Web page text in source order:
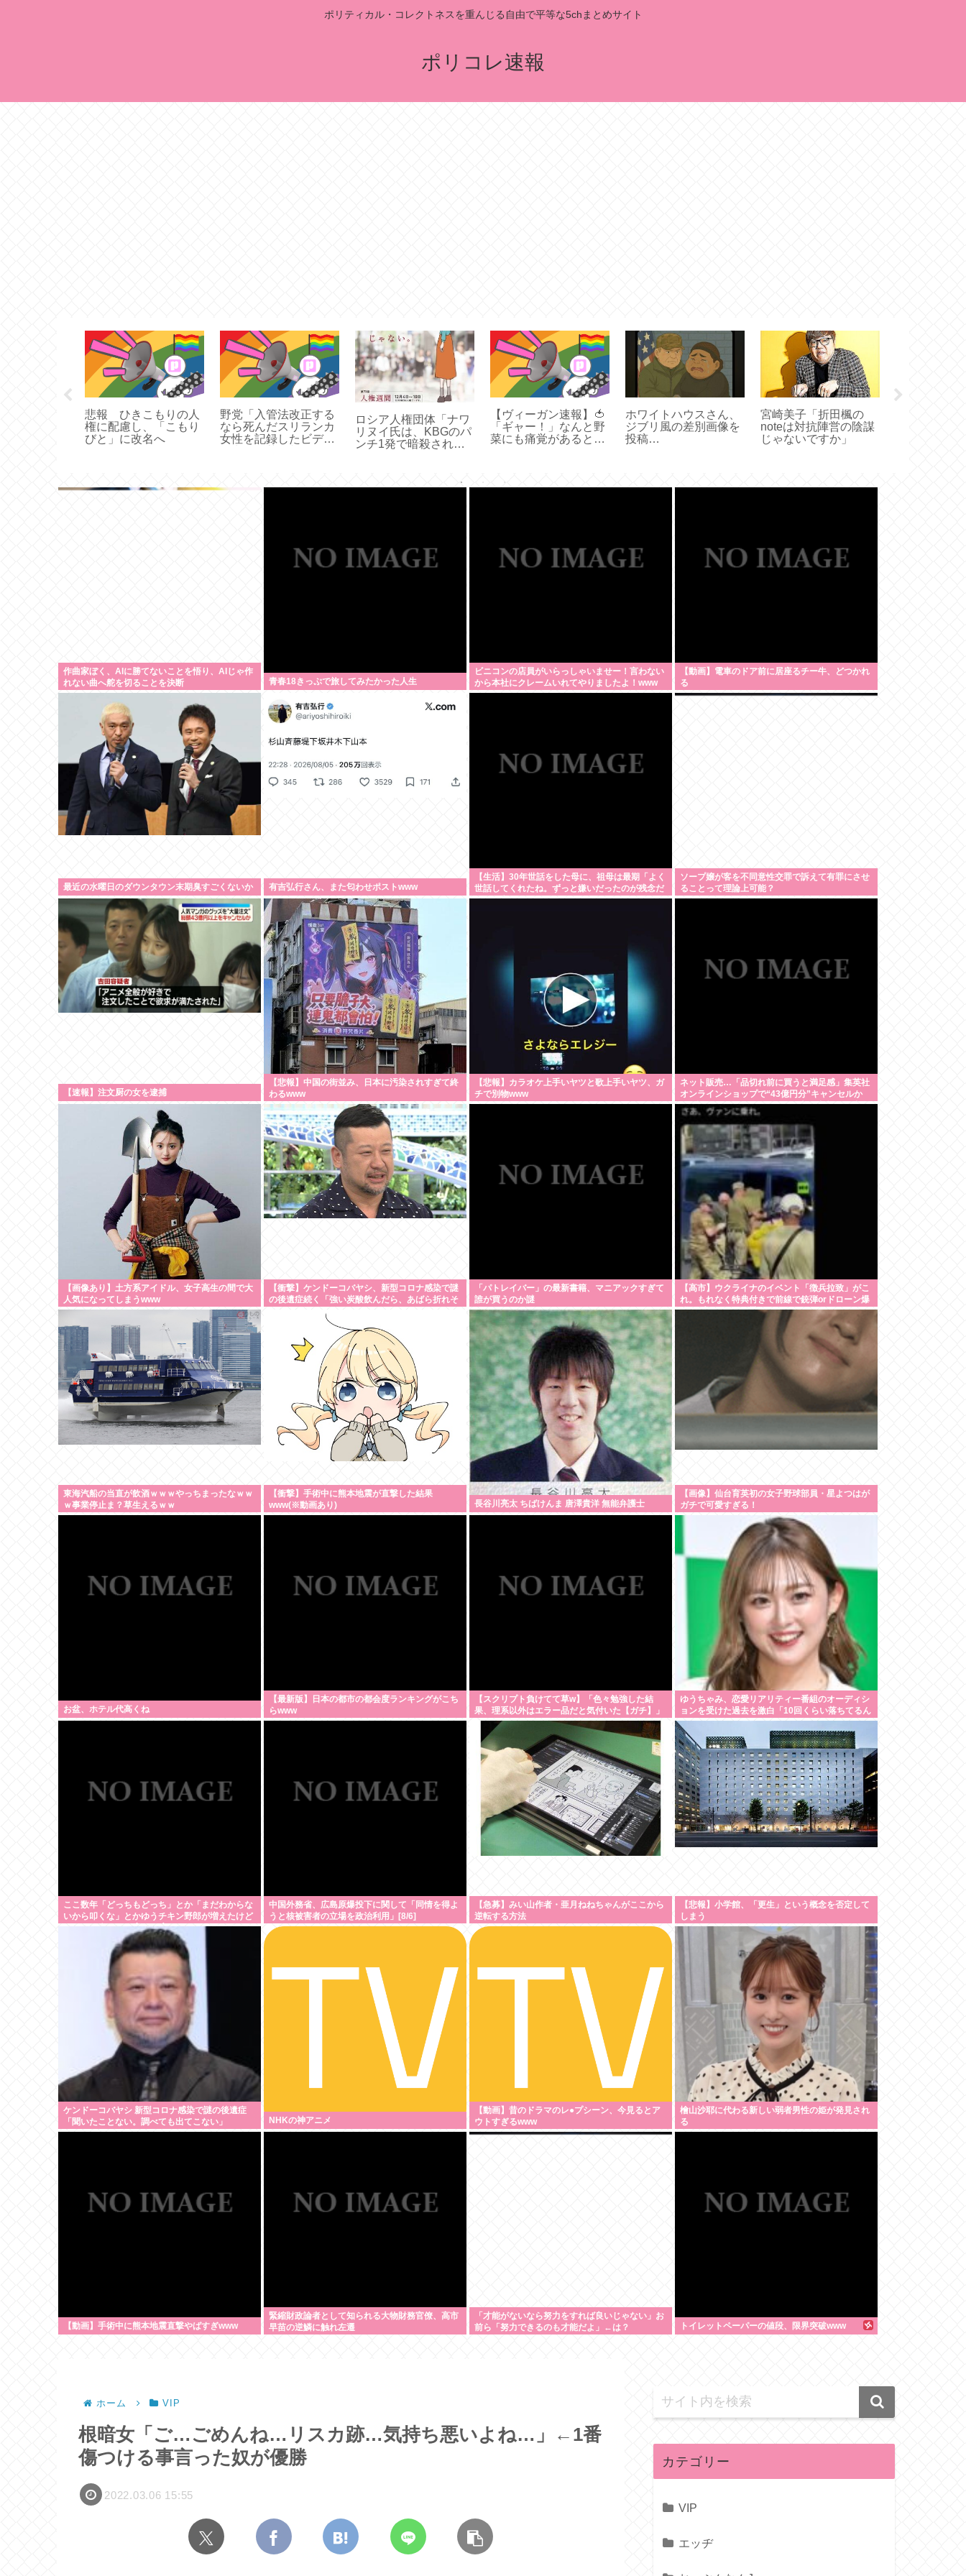
ポリティカル・コレクトネスを重んじる自由で平等な5chまとめサイト
ポリコレ速報
悲報 ひきこもりの人
権に配慮し、「こもり
びと」に改名へ
野党「入管法改正する
なら死んだスリランカ
女性を記録したビデオ
ロシア人権団体「ナワ
リヌイ氏は、KBGのパ
ンチ1発で暗殺され
【ヴィーガン速報】🍅
「ギャー！」なんと野
菜にも痛覚があると判
ホワイトハウスさん、
ジブリ風の差別画像を
投稿
宮崎美子「折田楓の
noteは対抗陣営の陰謀
じゃないですか」
作曲家ぼく、AIに勝てないことを悟り、AIじゃ作
れない曲へ舵を切ることを決断
青春18きっぷで旅してみたかった人生
ビニコンの店員がいらっしゃいませー！言わない
から本社にクレームいれてやりましたよ！www
【動画】電車のドア前に居座るチー牛、どつかれ
る
最近の水曜日のダウンタウン末期臭すごくないか 有吉弘行さん、また匂わせポストwww
【生活】30年世話をした母に、祖母は最期「よく
世話してくれたね。ずっと嫌いだったのが残念だ
よ」と言って死んだ
ソープ嬢が客を不同意性交罪で訴えて有罪にさせ
ることって理論上可能？
【速報】注文厨の女を逮捕
【悲報】中国の街並み、日本に汚染されすぎて終
わるwww
【悲報】カラオケ上手いヤツと歌上手いヤツ、ガ
チで別物www
ネット販売…「品切れ前に買うと満足感」集英社
オンラインショップで“43億円分”キャンセルか
200超のメールアカウント使い大量注文 32歳女
を逮捕 [8/6]
【画像あり】土方系アイドル、女子高生の間で大
人気になってしまうwww
【衝撃】ケンドーコバヤシ、新型コロナ感染で謎
の後遺症続く「強い炭酸飲んだら、あばら折れそ
「パトレイバー」の最新書籍、マニアックすぎて
誰が買うのか謎
【高市】ウクライナのイベント「徴兵拉致」がこ
れ。もれなく特典付きで前線で銃弾orドローン爆
弾のプレゼントが貰える！
東海汽船の当直が飲酒ｗｗｗやっちまったなｗｗ
ｗ事業停止ま？草生えるｗｗ
【衝撃】手術中に熊本地震が直撃した結果
www(※動画あり)
長谷川亮太 ちばけんま 唐澤貴洋 無能弁護士
【画像】仙台育英初の女子野球部員・星よつはが
ガチで可愛すぎる！
お盆、ホテル代高くね
【最新版】日本の都市の都会度ランキングがこち
らwww
【スクリプト負けてて草w】「色々勉強した結
果、理系以外はエラー品だと気付いた【ガチ】」
について、もっと具体的に話そうか
ゆうちゃみ、恋愛リアリティー番組のオーディシ
ョンを受けた過去を激白「10回くらい落ちてるん
です」
ここ数年「どっちもどっち」とか「まだわからな
いから叩くな」とかゆうチキン野郎が増えたけど
どっから来たの？(´・ω・`)
中国外務省、広島原爆投下に関して「同情を得よ
うと核被害者の立場を政治利用」[8/6]
【急募】みい山作者・亜月ねねちゃんがここから
逆転する方法
【悲報】小学館、「更生」という概念を否定して
しまう
ケンドーコバヤシ 新型コロナ感染で謎の後遺症
「聞いたことない。調べても出てこない」
NHKの神アニメ
【動画】昔のドラマのレ●プシーン、今見るとア
ウトすぎるwww
檜山沙耶に代わる新しい弱者男性の姫が発見され
る
【動画】手術中に熊本地震直撃やばすぎwww
緊縮財政論者として知られる大物財務官僚、高市
早苗の逆鱗に触れ左遷
「才能がないなら努力をすれば良いじゃない」お
前ら「努力できるのも才能だよ」←は？
トイレットペーパーの値段、限界突破www
ホーム VIP
根暗女「ご…ごめんね…リスカ跡…気持ち悪いよね…」←1番
傷つける事言った奴が優勝
2022.03.06 15:55
カテゴリー
VIP
エッヂ